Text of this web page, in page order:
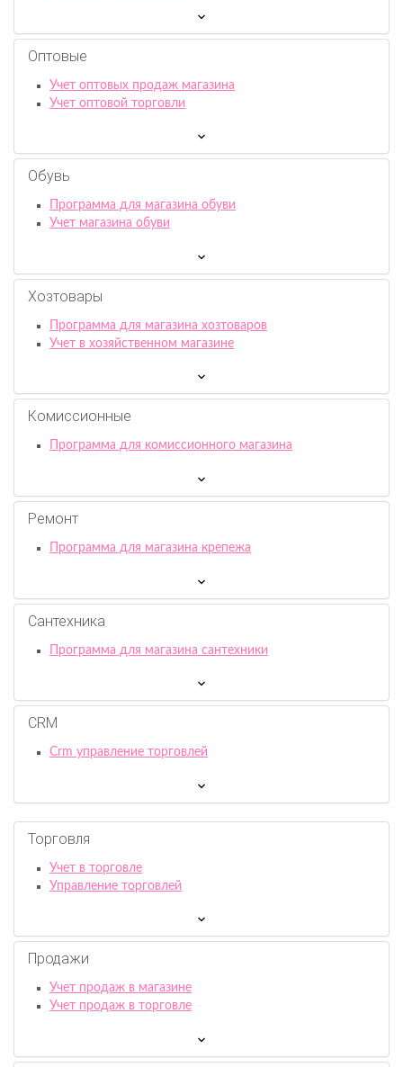
Оптовые
Учет оптовых продаж магазина
Учет оптовой торговли
Обувь
Программа для магазина обуви
Учет магазина обуви
Хозтовары
Программа для магазина хозтоваров
Учет в хозяйственном магазине
Комиссионныe
Программа для комиссионного магазина
Ремонт
Программа для магазина крепежа
Сантехника
Программа для магазина сантехники
CRM
Crm управление торговлей
Торговля
Учет в торговле
Управление торговлей
Продажи
Учет продаж в магазине
Учет продаж в торговле